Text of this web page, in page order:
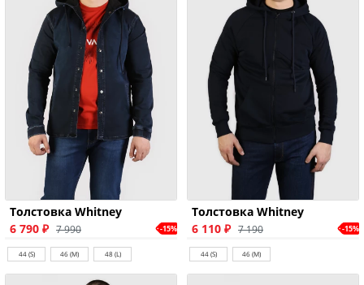
Толстовка Whitney
6 790 ₽ 7 990 -15%
44 (S) 46 (M) 48 (L)
Толстовка Whitney
6 110 ₽ 7 190 -15%
44 (S) 46 (M)